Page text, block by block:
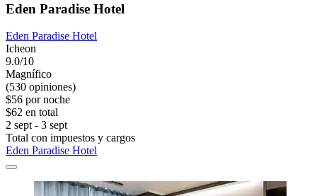
Eden Paradise Hotel
Eden Paradise Hotel
Icheon
9.0/10
Magnífico
(530 opiniones)
$56 por noche
$62 en total
2 sept - 3 sept
Total con impuestos y cargos
Eden Paradise Hotel